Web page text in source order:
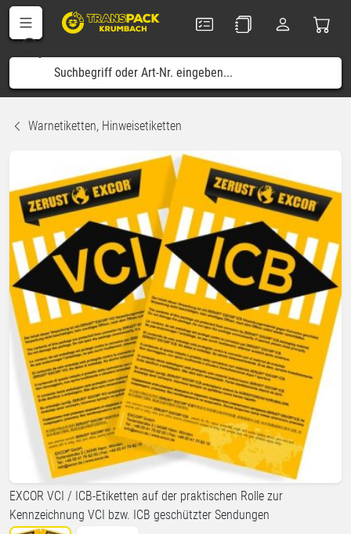
Warnetiketten, Hinweisetiketten
EXCOR VCI / ICB-Etiketten auf der praktischen Rolle zur
Kennzeichnung VCI bzw. ICB geschützter Sendungen